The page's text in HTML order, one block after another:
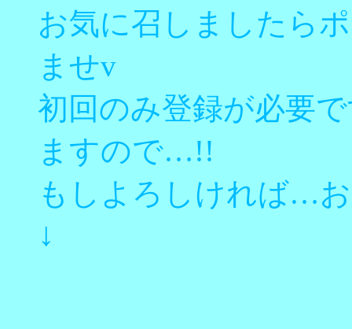
お気に召しましたら
ませv
初回のみ登録が必要
ますので…!!
もしよろしければ…
↓